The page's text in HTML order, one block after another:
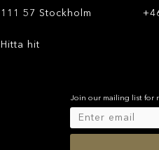
111 57 Stockholm
Hitta hit
Join our mailing list for